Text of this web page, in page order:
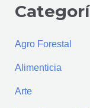
Agro Forestal
Alimenticia
Arte